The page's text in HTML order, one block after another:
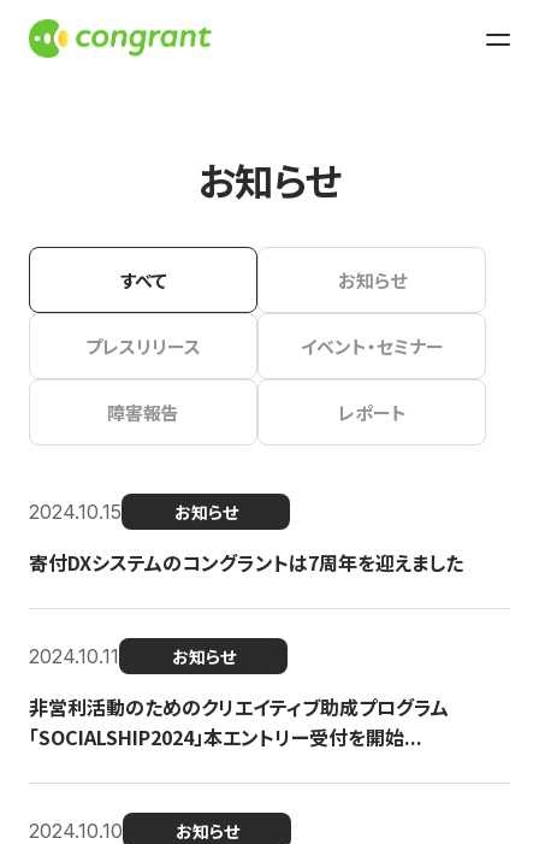
お知らせ
すべて お知らせ
プレスリリース イベント・セミナー
障害報告 レポート
2024.10.15 お知らせ
寄付DXシステムのコングラントは7周年を迎えました
2024.10.11 お知らせ
非営利活動のためのクリエイティブ助成プログラム
「SOCIALSHIP2024」本エントリー受付を開始...
2024.10.10 お知らせ